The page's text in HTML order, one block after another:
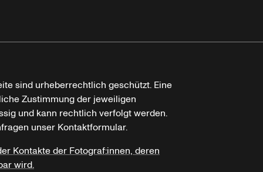
sind urheberrechtlich geschützt. Eine
Zustimmung der jeweiligen
und kann rechtlich verfolgt werden.
unser Kontaktformular.
Kontakte der Fotograf:innen, deren
wird.